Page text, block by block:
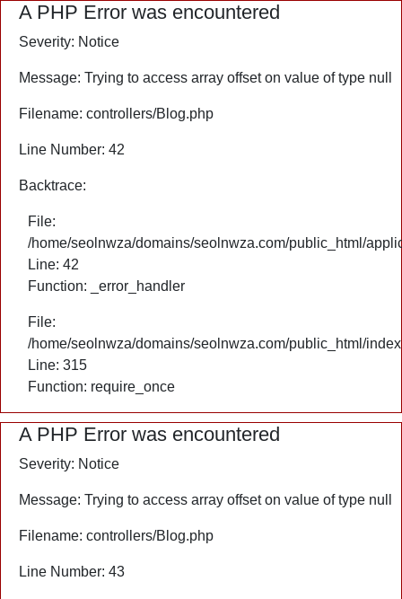
A PHP Error was encountered
Severity: Notice
Message: Trying to access array offset on value of type null
Filename: controllers/Blog.php
Line Number: 42
Backtrace:
File:
/home/seolnwza/domains/seolnwza.com/public_html/
Line: 42
Function: _error_handler
File:
/home/seolnwza/domains/seolnwza.com/public_html/
Line: 315
Function: require_once
A PHP Error was encountered
Severity: Notice
Message: Trying to access array offset on value of type null
Filename: controllers/Blog.php
Line Number: 43